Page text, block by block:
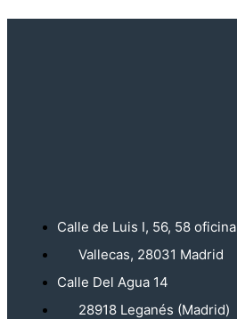
Calle de Luis I, 56, 58 oficina
Vallecas, 28031 Madrid
Calle Del Agua 14
28918 Leganés (Madrid)